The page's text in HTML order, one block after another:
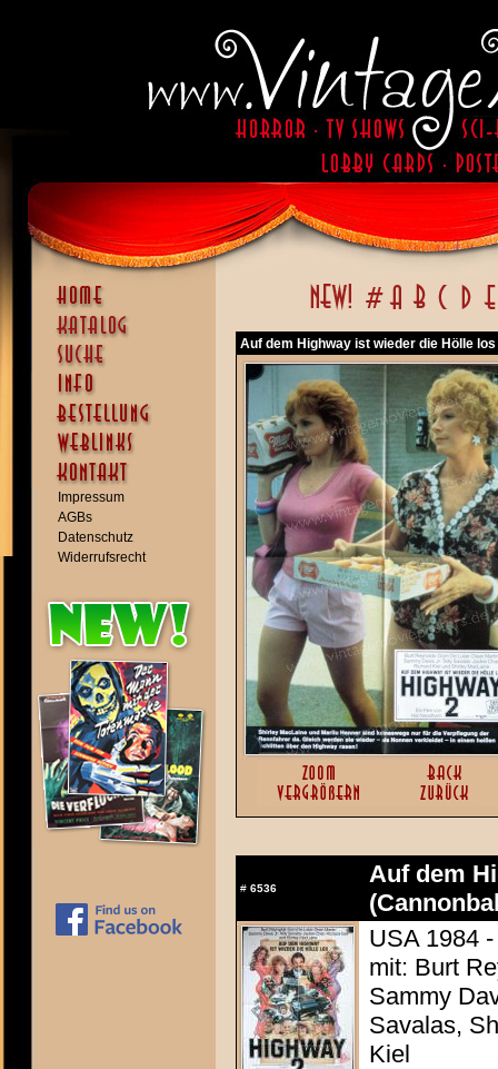
Impressum
AGBs
Datenschutz
Widerrufsrecht
Auf dem Highway ist wieder die Hölle
# 6536
Auf dem
USA 1984
mit: Burt
Sammy
Savalas,
Kiel